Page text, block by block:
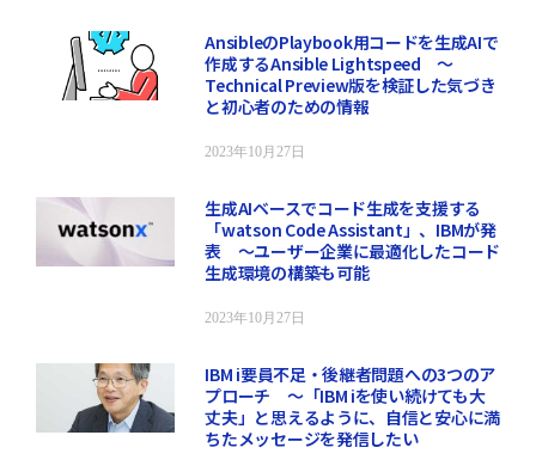
AnsibleのPlaybook用コードを生成AIで
作成するAnsible Lightspeed ～
Technical Preview版を検証した気づき
と初心者のための情報
2023年10月27日
生成AIベースでコード生成を支援する
「watson Code Assistant」、IBMが発
表 ～ユーザー企業に最適化したコード
生成環境の構築も可能
2023年10月27日
IBM i要員不足・後継者問題への3つのア
プローチ ～「IBM iを使い続けても大
丈夫」と思えるように、自信と安心に満
ちたメッセージを発信したい